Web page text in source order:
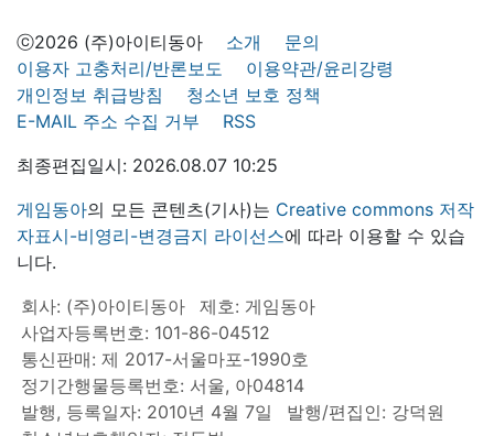
ⓒ2026 (주)아이티동아 소개
문의
이용자 고충처리/반론보도
이용약관/윤리강령
개인정보 취급방침
청소년 보호 정책
E-MAIL 주소 수집 거부
RSS
최종편집일시: 2026.08.07 10:25
게임동아의 모든 콘텐츠(기사)는 Creative commons 저작
자표시-비영리-변경금지 라이선스에 따라 이용할 수 있습
니다.
회사: (주)아이티동아
제호: 게임동아
사업자등록번호: 101-86-04512
통신판매: 제 2017-서울마포-1990호
정기간행물등록번호: 서울, 아04814
발행, 등록일자: 2010년 4월 7일
발행/편집인: 강덕원